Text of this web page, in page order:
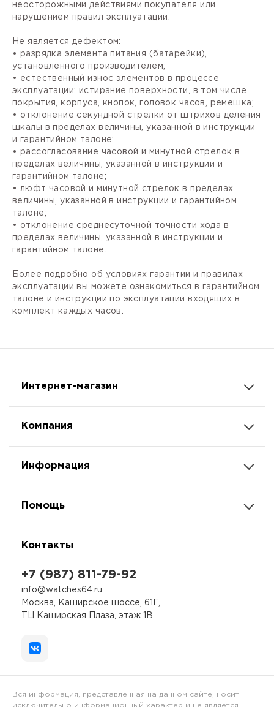
неосторожными действиями покупателя или
нарушением правил эксплуатации.
Не является дефектом:
• разрядка элемента питания (батарейки),
установленного производителем;
• естественный износ элементов в процессе
эксплуатации: истирание поверхности, в том числе
покрытия, корпуса, кнопок, головок часов, ремешка;
• отклонение секундной стрелки от штрихов деления
шкалы в пределах величины, указанной в инструкции
и гарантийном талоне;
• рассогласование часовой и минутной стрелок в
пределах величины, указанной в инструкции и
гарантийном талоне;
• люфт часовой и минутной стрелок в пределах
величины, указанной в инструкции и гарантийном
талоне;
• отклонение среднесуточной точности хода в
пределах величины, указанной в инструкции и
гарантийном талоне.
Более подробно об условиях гарантии и правилах
эксплуатации вы можете ознакомиться в гарантийном
талоне и инструкции по эксплуатации входящих в
комплект каждых часов.
Интернет-магазин
Компания
Информация
Помощь
Контакты
+7 (987) 811-79-92
info@watches64.ru
Москва, Каширское шоссе, 61Г,
ТЦ Каширская Плаза, этаж 1В
Вся информация, представленная на данном сайте, носит
исключительно информационный характер и не является